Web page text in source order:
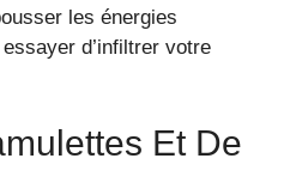
les énergies
d’infiltrer votre
Et De